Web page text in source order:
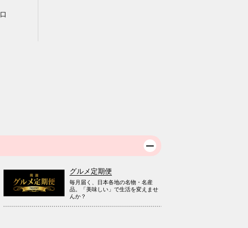
グルメ定期便
毎月届く、日本各地の名物・名産
品。「美味しい」で生活を変えませ
んか？